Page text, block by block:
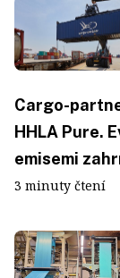
Cargo-
HHLA Pure.
emisemi
3 minuty čtení